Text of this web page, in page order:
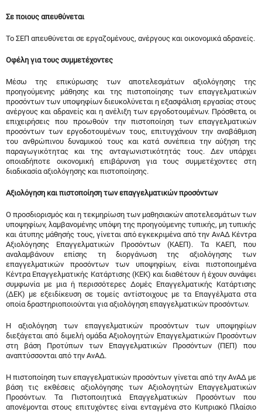
Σε ποιους απευθύνεται
Το ΣΕΠ απευθύνεται σε εργαζομένους, ανέργους και οικονομικά αδρανείς.
Οφέλη για τους συμμετέχοντες
Μέσω της επικύρωσης των αποτελεσμάτων αξιολόγησης της
προηγούμενης μάθησης και της πιστοποίησης των επαγγελματικών
προσόντων των υποψηφίων διευκολύνεται η εξασφάλιση εργασίας στους
ανέργους και αδρανείς και η ανέλιξη των εργοδοτουμένων. Πρόσθετα, οι
επιχειρήσεις που προωθούν την πιστοποίηση των επαγγελματικών
προσόντων των εργοδοτουμένων τους, επιτυγχάνουν την αναβάθμιση
του ανθρώπινου δυναμικού τους και κατά συνέπεια την αύξηση της
παραγωγικότητας και της ανταγωνιστικότητάς τους. Δεν υπάρχει
οποιαδήποτε οικονομική επιβάρυνση για τους συμμετέχοντες στη
διαδικασία αξιολόγησης και πιστοποίησης.
Αξιολόγηση και πιστοποίηση των επαγγελματικών προσόντων
Ο προσδιορισμός και η τεκμηρίωση των μαθησιακών αποτελεσμάτων των
υποψηφίων, λαμβανομένης υπόψη της προηγούμενης τυπικής, μη τυπικής
και άτυπης μάθησής τους, γίνεται από εγκεκριμένα από την ΑνΑΔ Κέντρα
Αξιολόγησης Επαγγελματικών Προσόντων (ΚΑΕΠ). Τα ΚΑΕΠ, που
αναλαμβάνουν επίσης τη διοργάνωση της αξιολόγησης των
επαγγελματικών προσόντων των υποψηφίων, είναι πιστοποιημένα
Κέντρα Επαγγελματικής Κατάρτισης (ΚΕΚ) και διαθέτουν ή έχουν συνάψει
συμφωνία με μια ή περισσότερες Δομές Επαγγελματικής Κατάρτισης
(ΔΕΚ) με εξειδίκευση σε τομείς αντίστοιχους με τα Επαγγέλματα στα
οποία δραστηριοποιούνται για αξιολόγηση επαγγελματικών προσόντων.
Η αξιολόγηση των επαγγελματικών προσόντων των υποψηφίων
διεξάγεται από διμελή ομάδα Αξιολογητών Επαγγελματικών Προσόντων
στη βάση Προτύπων των Επαγγελματικών Προσόντων (ΠΕΠ) που
αναπτύσσονται από την ΑνΑΔ.
Η πιστοποίηση των επαγγελματικών προσόντων γίνεται από την ΑνΑΔ με
βάση τις εκθέσεις αξιολόγησης των Αξιολογητών Επαγγελματικών
Προσόντων. Τα Πιστοποιητικά Επαγγελματικών Προσόντων που
απονέμονται στους επιτυχόντες είναι ενταγμένα στο Κυπριακό Πλαίσιο